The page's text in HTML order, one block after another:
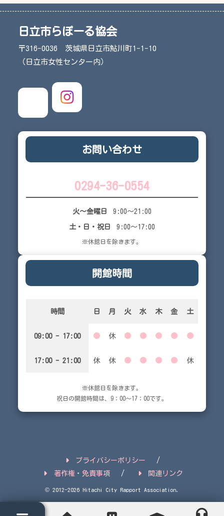
日立市らぽーる協会
〒316-0036 茨城県日立市鮎川町1-1-10
（日立市女性センター内）
お問い合わせ
0294-36-0554
火～金曜日 9:00～21:00
土・日・祝日 9:00～17:00
※休館日を除きます。
開館時間
時間 日 月 火 水 木 金 土
09:00 - 17:00 ● 休 ● ● ● ● ●
17:00 - 21:00 休 休 ● ● ● ● 休
※休館日を除きます。
祝日の開館時間は、9：00～17：00です。
プライバシーポリシー
著作権・免責事項
関連リンク
© 2012-2026 Hitachi City Rapport Association.